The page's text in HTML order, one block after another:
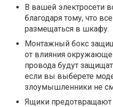
В вашей электросети
благодаря тому, что
размещаться в шкафу.
Монтажный бокс
от влияния
провода будут
если вы выберете
злоумышленники не
Ящики предотвращают